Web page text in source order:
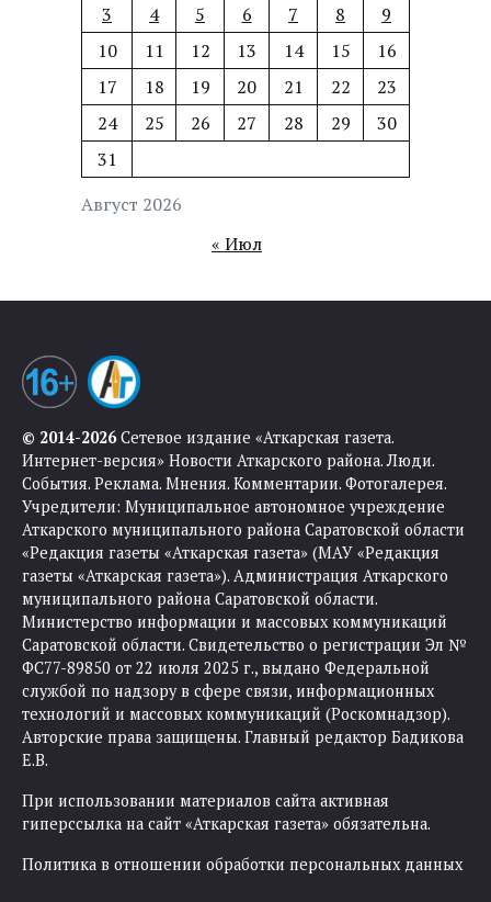
Август 2026
3
4 5 6 7 8
9
10
11 12 13 14 15
16
17
18 19 20 21 22
23
24
25 26 27 28 29
30
31
« Июл
© 2014-2026Сетевое издание «Аткарская газета.
Интернет-версия» Новости Аткарского района. Люди.
События. Реклама. Мнения. Комментарии. Фотогалерея.
Учредители: Муниципальное автономное учреждение
Аткарского муниципального района Саратовской области
«Редакция газеты «Аткарская газета» (МАУ «Редакция
газеты «Аткарская газета»). Администрация Аткарского
муниципального района Саратовской области.
Министерство информации и массовых коммуникаций
Саратовской области. Свидетельство о регистрации Эл №
ФС77-89850 от 22 июля 2025 г., выдано Федеральной
службой по надзору в сфере связи, информационных
технологий и массовых коммуникаций (Роскомнадзор).
Авторские права защищены. Главный редактор Бадикова
Е.В.
При использовании материалов сайта активная
гиперссылка на сайт «Аткарская газета» обязательна.
Политика в отношении обработки персональных данных